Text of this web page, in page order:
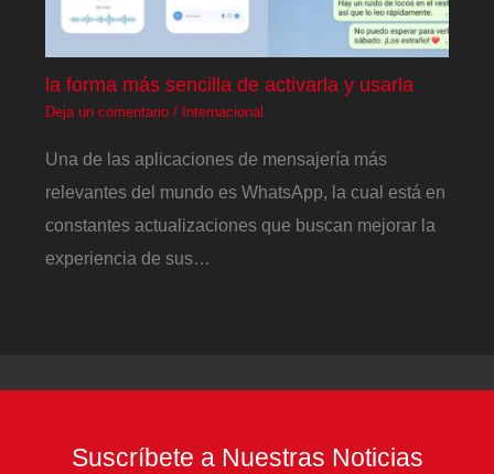
la forma más sencilla de activarla y usarla
Deja un comentario / Internacional
Una de las aplicaciones de mensajería más
relevantes del mundo es WhatsApp, la cual está en
constantes actualizaciones que buscan mejorar la
experiencia de sus…
Suscríbete a Nuestras Noticias